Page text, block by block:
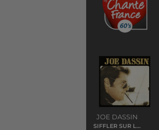
JOE DASSIN
SIFFLER SUR LA